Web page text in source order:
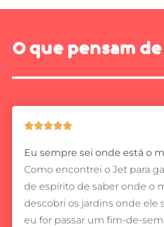
O que pensam

Eu sempre sei onde está o
Como encontrei o Jet para
de espírito de saber onde o
descobri os jardins onde ele
eu for passar um fim-de-